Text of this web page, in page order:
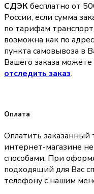
СДЭКбесплатно от
России, если сумма
по тарифам
возможна как по
пункта самовывоза в
Вашего заказа
отследить заказ.
Оплата
Оплатить
интернет-магазине
способами. При
подходящий для Вас
телефону с нашим